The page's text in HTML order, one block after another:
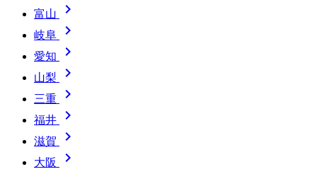
富山 
岐阜 
愛知 
山梨 
三重 
福井 
滋賀 
大阪 